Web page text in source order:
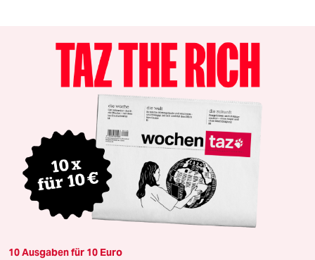
10 Ausgaben für 10 Euro